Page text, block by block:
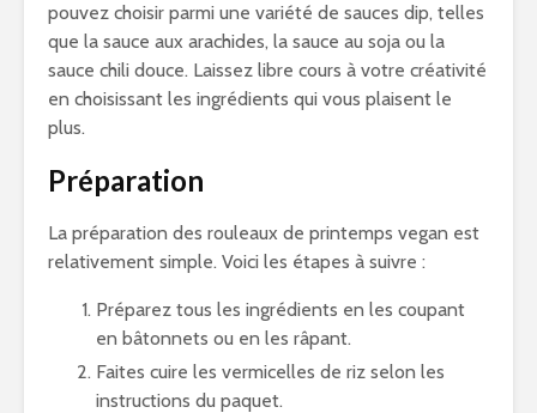
pouvez choisir parmi une variété de sauces dip, telles
que la sauce aux arachides, la sauce au soja ou la
sauce chili douce. Laissez libre cours à votre créativité
en choisissant les ingrédients qui vous plaisent le
plus.
Préparation
La préparation des rouleaux de printemps vegan est
relativement simple. Voici les étapes à suivre :
Préparez tous les ingrédients en les coupant
en bâtonnets ou en les râpant.
Faites cuire les vermicelles de riz selon les
instructions du paquet.